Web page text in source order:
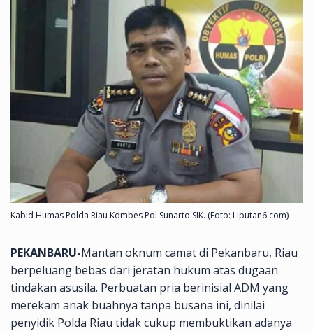
Kabid Humas Polda Riau Kombes Pol Sunarto SIK. (Foto: Liputan6.com)
PEKANBARU-Mantan oknum camat di Pekanbaru, Riau
berpeluang bebas dari jeratan hukum atas dugaan
tindakan asusila. Perbuatan pria berinisial ADM yang
merekam anak buahnya tanpa busana ini, dinilai
penyidik Polda Riau tidak cukup membuktikan adanya